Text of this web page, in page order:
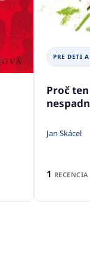
PRE DETI
Proč
Jan Skácel
1 RECENCIA